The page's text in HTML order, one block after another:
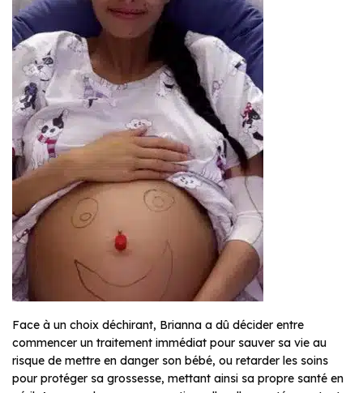
Face à un choix déchirant, Brianna a dû décider entre
commencer un traitement immédiat pour sauver sa vie au
risque de mettre en danger son bébé, ou retarder les soins
pour protéger sa grossesse, mettant ainsi sa propre santé en